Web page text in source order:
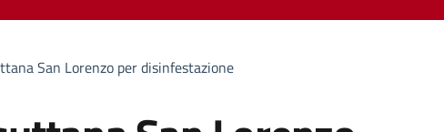
San Lorenzo per disinfestazione